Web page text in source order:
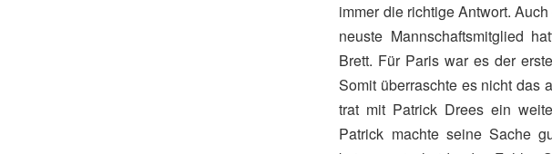
immer die richtige Antwort.
neuste Mannschaftsmitglied
Brett. Für Paris war es der
Somit überraschte es nicht das
trat mit Patrick Drees ein
Patrick machte seine Sache